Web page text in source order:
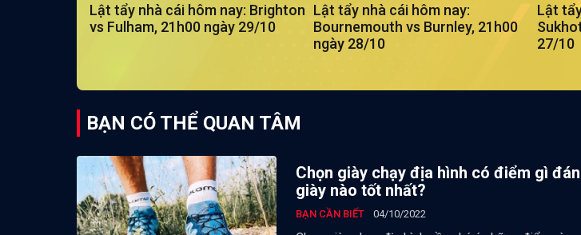
Lật tẩy nhà cái hôm nay: Brighton
vs Fulham, 21h00 ngày 29/10
Lật tẩy nhà cái hôm nay:
Bournemouth vs Burnley, 21h00
ngày 28/10
Lật
27/10
BẠN CÓ THỂ QUAN TÂM
Chọn giày chạy địa hình có điểm gì
giày nào tốt nhất?
BẠN CẦN BIẾT 04/10/2022